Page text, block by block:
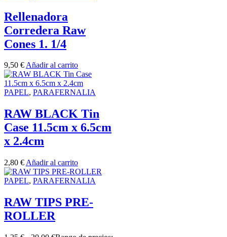
Rellenadora
Corredera Raw
Cones 1. 1/4
9,50 €Añadir al carrito
PAPEL, PARAFERNALIA
RAW BLACK Tin
Case 11.5cm x 6.5cm
x 2.4cm
2,80 € Añadir al carrito
PAPEL, PARAFERNALIA
RAW TIPS PRE-
ROLLER